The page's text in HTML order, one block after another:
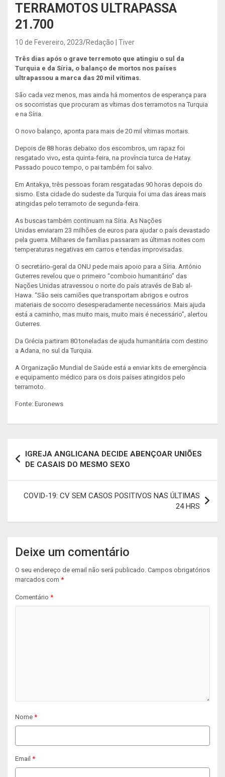
TERRAMOTOS ULTRAPASSA
21.700
10 de Fevereiro, 2023 Redação | Tiver
Três dias após o grave terremoto que atingiu o sul da
Turquia e da Síria, o balanço de mortos nos países
ultrapassou a marca das 20 mil vítimas.
São cada vez menos, mas ainda há momentos de esperança para
os socorristas que procuram as vítimas dos terramotos na Turquia
e na Síria.
O novo balanço, aponta para mais de 20 mil vítimas mortais.
Depois de 88 horas debaixo dos escombros, um rapaz foi
resgatado vivo, esta quinta-feira, na província turca de Hatay.
Passado pouco tempo, o pai também foi salvo.
Em Antakya, três pessoas foram resgatadas 90 horas depois do
sismo. Esta cidade do sudeste da Turquia foi uma das áreas mais
atingidas pelo terramoto de segunda-feira.
As buscas também continuam na Síria. As Nações
Unidas enviaram 23 milhões de euros para ajudar o país devastado
pela guerra. Milhares de famílias passaram as últimas noites com
temperaturas negativas em carros e tendas improvisadas.
O secretário-geral da ONU pede mais apoio para a Síria. António
Guterres revelou que o primeiro “comboio humanitário” das
Nações Unidas atravessou o norte do país através de Bab al-
Hawa. “São seis camiões que transportam abrigos e outros
materiais de socorro desesperadamente necessários. Mais ajuda
está a caminho, mas muito mais, muito mais é necessário”, alertou
Guterres.
Da Grécia partiram 80 toneladas de ajuda humanitária com destino
a Adana, no sul da Turquia.
A Organização Mundial de Saúde está a enviar kits de emergência
e equipamento médico para os dois países atingidos pelo
terramoto.
Fonte: Euronews
de
artigos
IGREJA ANGLICANA DECIDE ABENÇOAR UNIÕES
DE CASAIS DO MESMO SEXO
COVID-19: CV SEM CASOS POSITIVOS NAS ÚLTIMAS
24 HRS
Deixe um comentário
O seu endereço de email não será publicado. Campos obrigatórios
marcados com *
Comentário *
Nome *
Email *